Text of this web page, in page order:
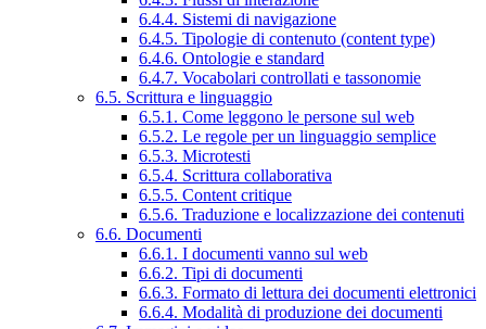
6.4.4. Sistemi di navigazione
6.4.5. Tipologie di contenuto (content type)
6.4.6. Ontologie e standard
6.4.7. Vocabolari controllati e tassonomie
6.5. Scrittura e linguaggio
6.5.1. Come leggono le persone sul web
6.5.2. Le regole per un linguaggio semplice
6.5.3. Microtesti
6.5.4. Scrittura collaborativa
6.5.5. Content critique
6.5.6. Traduzione e localizzazione dei contenuti
6.6. Documenti
6.6.1. I documenti vanno sul web
6.6.2. Tipi di documenti
6.6.3. Formato di lettura dei documenti elettronici
6.6.4. Modalità di produzione dei documenti